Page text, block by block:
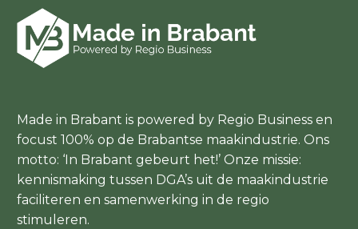
Made in Brabant is powered by Regio Business en
focust 100% op de Brabantse maakindustrie. Ons
motto: ‘In Brabant gebeurt het!’ Onze missie:
kennismaking tussen DGA’s uit de maakindustrie
faciliteren en samenwerking in de regio
stimuleren.